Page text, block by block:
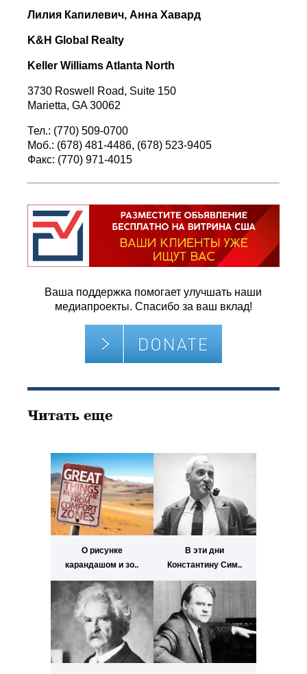
Лилия Капилевич, Анна Хавард
K&H Global Realty
Keller Williams Atlanta North
3730 Roswell Road, Suite 150
Marietta, GA 30062
Тел.: (770) 509-0700
Моб.: (678) 481-4486, (678) 523-9405
Факс: (770) 971-4015
Ваша поддержка помогает улучшать наши
медиапроекты. Спасибо за ваш вклад!
Читать еще
О рисунке
карандашом и зо..
В эти дни
Константину Сим..